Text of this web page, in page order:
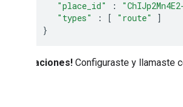
"place_id"
:
"types"
: [ "route"
]
}
{
¡Felicitaciones! Configuraste y llamaste